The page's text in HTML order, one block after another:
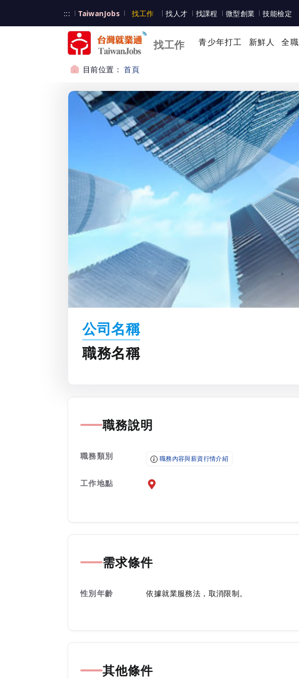
::: TaiwanJobs 台灣就業通
找工作 台灣就業通
找人才 找課程 微型創業 技能檢定
找工作 青少年打工 新鮮人 全職
目前位置：首頁
公司名稱
職務名稱
職務說明
職務類別 職務內容與薪資行情介紹
工作地點 前往查看地圖
需求條件
性別年齡 依據就業服務法，取消限制。
其他條件